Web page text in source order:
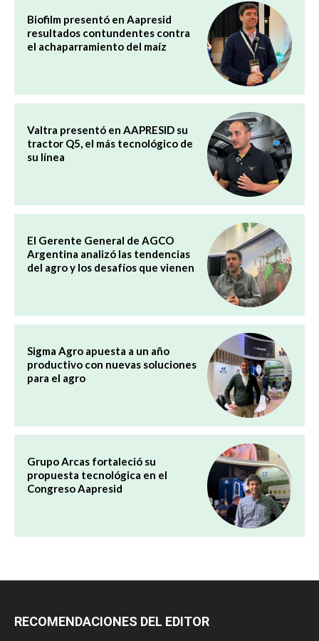
Biofilm presentó en Aapresid
resultados contundentes contra
el achaparramiento del maíz
Valtra presentó en AAPRESID su
tractor Q5, el más tecnológico de
su línea
El Gerente General de AGCO
Argentina analizó las tendencias
del agro y los desafíos que vienen
Sigma Agro apuesta a un año
productivo con nuevas soluciones
para el agro
Grupo Arcas fortaleció su
propuesta tecnológica en el
Congreso Aapresid
RECOMENDACIONES DEL EDITOR